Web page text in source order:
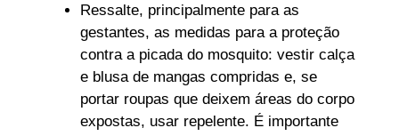
Ressalte, principalmente para as
gestantes, as medidas para a proteção
contra a picada do mosquito: vestir calça
e blusa de mangas compridas e, se
portar roupas que deixem áreas do corpo
expostas, usar repelente. É importante